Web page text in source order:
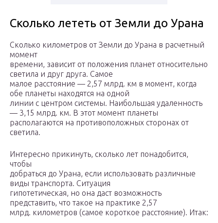
Сколько лететь от Земли до Урана
Сколько километров от Земли до Урана в расчетный
момент
времени, зависит от положения планет относительно
светила и друг друга. Самое
малое расстояние — 2,57 млрд. км в момент, когда
обе планеты находятся на одной
линии с центром системы. Наибольшая удаленность
— 3,15 млрд. км. В этот момент планеты
располагаются на противоположных сторонах от
светила.
Интересно прикинуть, сколько лет понадобится,
чтобы
добраться до Урана, если использовать различные
виды транспорта. Ситуация
гипотетическая, но она даст возможность
представить, что такое на практике 2,57
млрд. километров (самое короткое расстояние). Итак: